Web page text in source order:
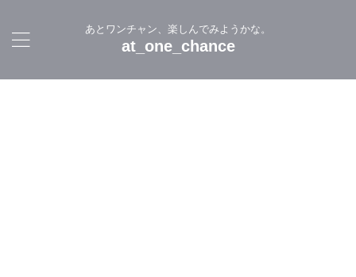
あとワンチャン、楽しんでみようかな。
at_one_chance